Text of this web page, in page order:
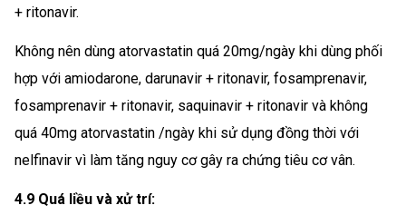
+ ritonavir.
Không nên dùng atorvastatin quá 20mg/ngày khi dùng phối
hợp với amiodarone, darunavir + ritonavir, fosamprenavir,
fosamprenavir + ritonavir, saquinavir + ritonavir và không
quá 40mg atorvastatin /ngày khi sử dụng đồng thời với
nelfinavir vì làm tăng nguy cơ gây ra chứng tiêu cơ vân.
4.9 Quá liều và xử trí: